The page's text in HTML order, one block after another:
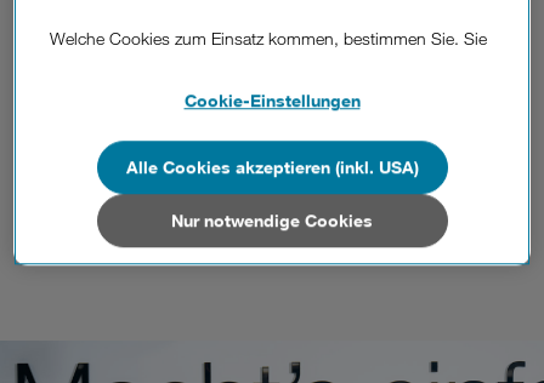
kommst. Und natürlich, damit du einen richtig guten
voller Leidenschaft – dein neuer Job bei Drei.
Zu den offenen Stellen
Welche Cookies zum Einsatz kommen, bestimmen Sie. Sie
Details und alle Optionen finden Sie unter „Cookie-
Wenn Sie allen Cookies zustimmen, werden auch Cookies
von Drittanbietern verarbeitet, die Ihre Daten in Ländern
außerhalb der europäischen Union (z.B. in den USA)
verarbeiten. Sie unterliegen keinem EU-konformen
Datenschutzniveau und es stehen keine wirksamen
Datenschutzniveau wie in der Europäischen Union aufweisen
Cookie-Einstellungen
Nur notwendige Cookies
Alle Cookies akzeptieren (inkl. USA)